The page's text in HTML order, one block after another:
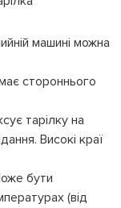
машині можна
стороннього
тарілку на
Високі краї
бути
(від